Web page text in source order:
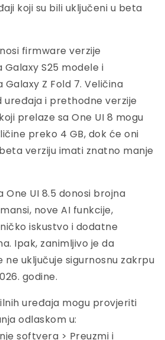
koji su bili uključeni u beta
firmware verzije
Galaxy S25 modele i
Galaxy Z Fold 7. Veličina
uređaja i prethodne verzije
prelaze sa One UI 8 mogu
preko 4 GB, dok će oni
verziju imati znatno manje
One UI 8.5 donosi brojna
nove AI funkcije,
iskustvo i dodatne
Ipak, zanimljivo je da
uključuje sigurnosnu zakrpu
godine.
uređaja mogu provjeriti
odlaskom u:
softvera > Preuzmi i